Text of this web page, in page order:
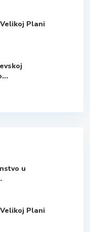
Plani
u
Plani